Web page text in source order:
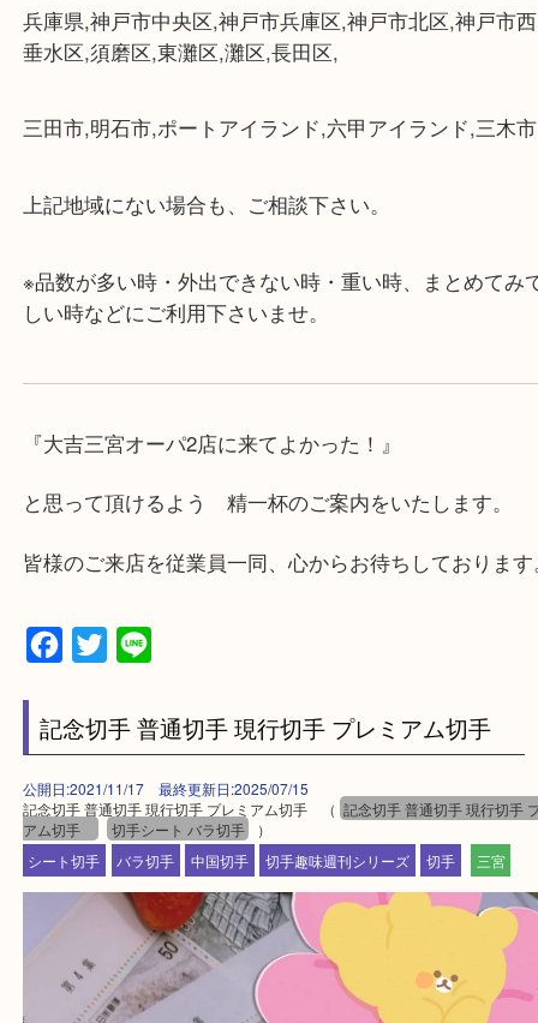
・飲食店、大型本屋、占い、有名ショップがあるシ
み下さい。
・三宮駅の地下を通って頂ければ天候に左右されず
けます。
にも便利です。
・店舗には珍しく10時から21時まで営業してます
帰りにもお立ち寄り可能です。
・年中無休です！年末年始も営業しております！急
対応させて頂きます♪
★出張買取の対応可能地域★
兵庫県,神戸市中央区,神戸市兵庫区,神戸市北区,神
垂水区,須磨区,東灘区,灘区,長田区,
三田市,明石市,ポートアイランド,六甲アイランド,